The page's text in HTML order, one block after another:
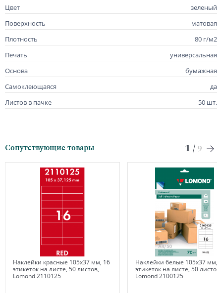
Цвет
зеленый
Поверхность
матовая
Плотность
80 г/м2
Печать
универсальная
Основа
бумажная
Самоклеющаяся
да
Листов в пачке
50 шт.
Сопутствующие товары 1 / 9
Наклейки красные 105х37 мм, 16
этикеток на листе, 50 листов,
Lomond 2110125
Наклейки белые 105х37 мм,
этикеток на листе, 50 листов,
Lomond 2100125